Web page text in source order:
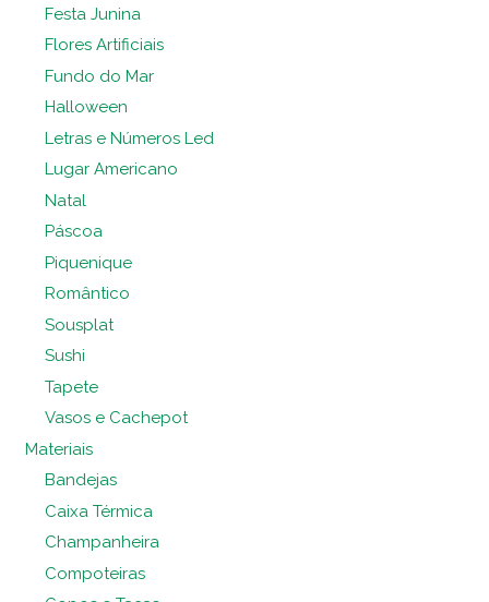
Festa Junina
Flores Artificiais
Fundo do Mar
Halloween
Letras e Números Led
Lugar Americano
Natal
Páscoa
Piquenique
Romântico
Sousplat
Sushi
Tapete
Vasos e Cachepot
Materiais
Bandejas
Caixa Térmica
Champanheira
Compoteiras